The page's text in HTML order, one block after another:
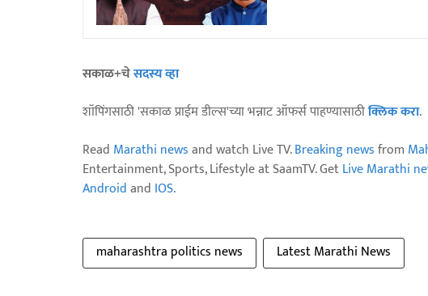
सकाळ+चेसदस्य व्हा
शॉपिंगसाठी 'सकाळ प्राईम डील्स'च्या भन्नाट ऑफर्स पाहण्यासाठीक्लिक करा.
Read Marathi newsand watch Live TV.Breaking newsfrom
Entertainment, Sports, Lifestyle at SaamTV. GetLive Marathi
Androidand IOS.
maharashtra politics news Latest Marathi News